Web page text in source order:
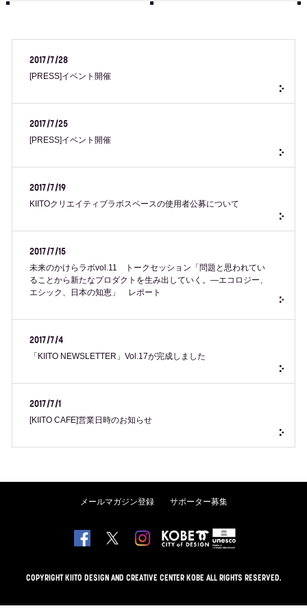
2017/7/28
[PRESS]イベント開催
2017/7/25
[PRESS]イベント開催
2017/7/19
KIITOクリエイティブラボスペースの使用者公募について
2017/7/15
未来のかけらラボvol.11 トークセッション「問題と思われてい
ることから新たなプロダクトを生み出していく。—エコロジー、
エシック、日本の知恵」 レポート
2017/7/4
「KIITO NEWSLETTER」Vol.17が完成しました
2017/7/1
[KIITO CAFE]営業日時のお知らせ
メールマガジン登録 サポーター募集
COPYRIGHT KIITO DESIGN AND CREATIVE CENTER KOBE ALL RIGHTS RESERVED.